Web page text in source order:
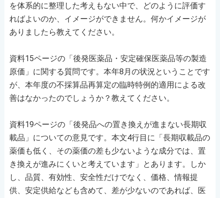
を体系的に整理した考えもない中で、どのように評価す
ればよいのか、イメージができません。何かイメージが
ありましたら教えてください。
資料15ページの「後発医薬品・安定確保医薬品等の製造
原価」に関する質問です。本年8月の状況ということです
が、本年度の不採算品再算定の臨時特例的適用による改
善はなかったのでしょうか？教えてください。
資料19ページの「後発品への置き換えが進まない長期収
載品」についての意見です。本文4行目に「長期収載品の
薬価も低く、その薬価の差も少ないような成分では、置
き換えが進みにくいと考えています」とあります。しか
し、品質、有効性、安全性だけでなく、価格、情報提
供、安定供給なども含めて、差が少ないのであれば、医